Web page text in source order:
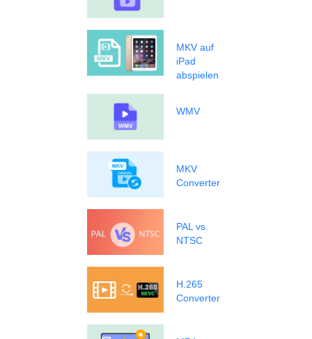
MKV auf
iPad
abspielen
WMV
MKV
Converter
PAL vs.
NTSC
H.265
Converter